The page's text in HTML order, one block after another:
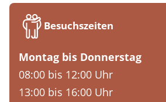
Besuchszeiten
Montag bis Donnerstag
08:00 bis 12:00 Uhr
13:00 bis 16:00 Uhr